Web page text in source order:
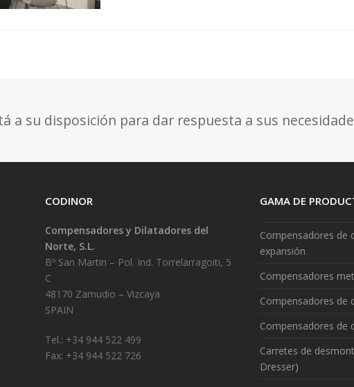
a su disposición para dar respuesta a sus
CODINOR
Compensadores y Dilatadores del
Norte, S.L.
Bº San Martin – Pol. Ind. Torrelarragoiti, 5
C
48170 Zamudio – Vizcaya
SPAIN
Tel.: +34 944 522 499
Fax: +34 944 522 726
GAMA DE
Compensadores de
expansión
Compensadores
Compensadores de
Compensadores de
Carretes de
Dresser)